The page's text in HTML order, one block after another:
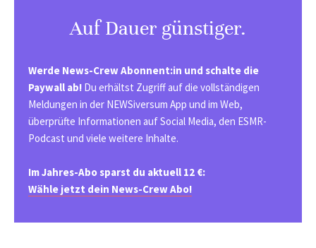
Auf Dauer günstiger.
Werde News-Crew Abonnent:in und schalte die
Paywall ab! Du erhältst Zugriff auf die vollständigen
Meldungen in der NEWSiversum App und im Web,
überprüfte Informationen auf Social Media, den ESMR-
Podcast und viele weitere Inhalte.
Im Jahres-Abo sparst du aktuell 12 €:
Wähle jetzt dein News-Crew Abo!